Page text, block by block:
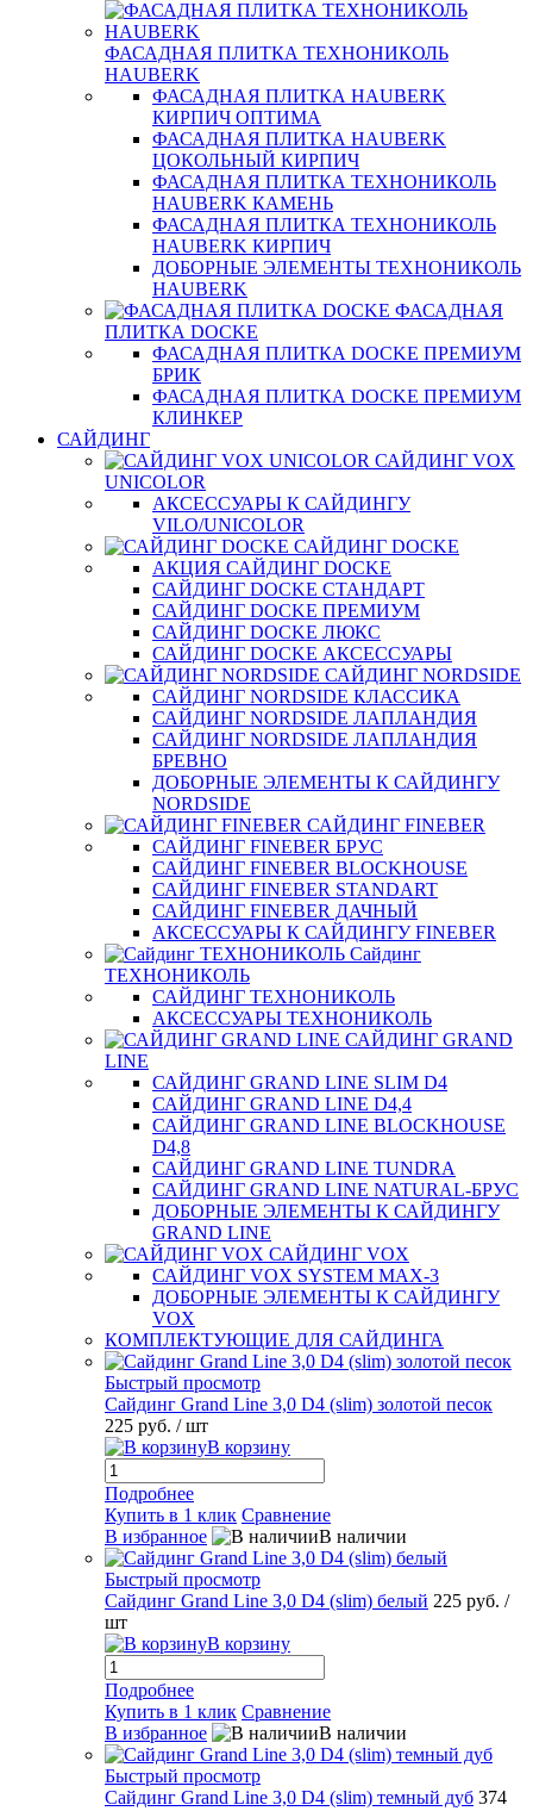
ФАСАДНАЯ ПЛИТКА ТЕХНОНИКОЛЬ
HAUBERK
ФАСАДНАЯ ПЛИТКА HAUBERK
КИРПИЧ ОПТИМА
ФАСАДНАЯ ПЛИТКА HAUBERK
ЦОКОЛЬНЫЙ КИРПИЧ
ФАСАДНАЯ ПЛИТКА ТЕХНОНИКОЛЬ
HAUBERK КАМЕНЬ
ФАСАДНАЯ ПЛИТКА ТЕХНОНИКОЛЬ
HAUBERK КИРПИЧ
ДОБОРНЫЕ ЭЛЕМЕНТЫ ТЕХНОНИКОЛЬ
HAUBERK
ФАСАДНАЯ
ПЛИТКА DOCKE
ФАСАДНАЯ ПЛИТКА DOCKE ПРЕМИУМ
БРИК
ФАСАДНАЯ ПЛИТКА DOCKE ПРЕМИУМ
КЛИНКЕР
САЙДИНГ
САЙДИНГ VOX
UNICOLOR
АКСЕССУАРЫ К САЙДИНГУ
VILO/UNICOLOR
САЙДИНГ DOCKE
АКЦИЯ САЙДИНГ DOCKE
САЙДИНГ DOCKE СТАНДАРТ
САЙДИНГ DOCKE ПРЕМИУМ
САЙДИНГ DOCKE ЛЮКС
САЙДИНГ DOCKE АКСЕССУАРЫ
САЙДИНГ NORDSIDE
САЙДИНГ NORDSIDE КЛАССИКА
САЙДИНГ NORDSIDE ЛАПЛАНДИЯ
САЙДИНГ NORDSIDE ЛАПЛАНДИЯ
БРЕВНО
ДОБОРНЫЕ ЭЛЕМЕНТЫ К САЙДИНГУ
NORDSIDE
САЙДИНГ FINEBER
САЙДИНГ FINEBER БРУС
САЙДИНГ FINEBER BLOCKHOUSE
САЙДИНГ FINEBER STANDART
САЙДИНГ FINEBER ДАЧНЫЙ
АКСЕССУАРЫ К САЙДИНГУ FINEBER
Сайдинг
ТЕХНОНИКОЛЬ
САЙДИНГ ТЕХНОНИКОЛЬ
АКСЕССУАРЫ ТЕХНОНИКОЛЬ
САЙДИНГ GRAND
LINE
САЙДИНГ GRAND LINE SLIM D4
САЙДИНГ GRAND LINE D4,4
САЙДИНГ GRAND LINE BLOCKHOUSE
D4,8
САЙДИНГ GRAND LINE TUNDRA
САЙДИНГ GRAND LINE NATURAL-БРУС
ДОБОРНЫЕ ЭЛЕМЕНТЫ К САЙДИНГУ
GRAND LINE
САЙДИНГ VOX
САЙДИНГ VOX SYSTEM MAX-3
ДОБОРНЫЕ ЭЛЕМЕНТЫ К САЙДИНГУ
VOX
КОМПЛЕКТУЮЩИЕ ДЛЯ САЙДИНГА
Быстрый просмотр
Сайдинг Grand Line 3,0 D4 (slim) золотой песок
225 руб. / шт
В корзину
Подробнее
Купить в 1 клик Сравнение
В избранное
В наличии
Быстрый просмотр
Сайдинг Grand Line 3,0 D4 (slim) белый 225 руб. /
шт
В корзину
Подробнее
Купить в 1 клик Сравнение
В избранное
В наличии
Быстрый просмотр
Сайдинг Grand Line 3,0 D4 (slim) темный дуб 374